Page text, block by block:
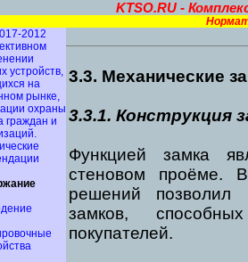
KTSO.RU -
2012
устройств,
на
рынке,
охраны
граждан и
3.3. Механические
3.3.1. Конструкция
Функцией замка
стеновом проёме.
решений позволил
замков,
покупателей.